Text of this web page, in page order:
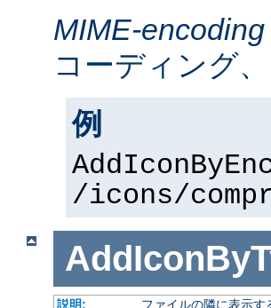
MIME-encoding
コーディング
例
/icons/
説明:
ファイルの隣に表示